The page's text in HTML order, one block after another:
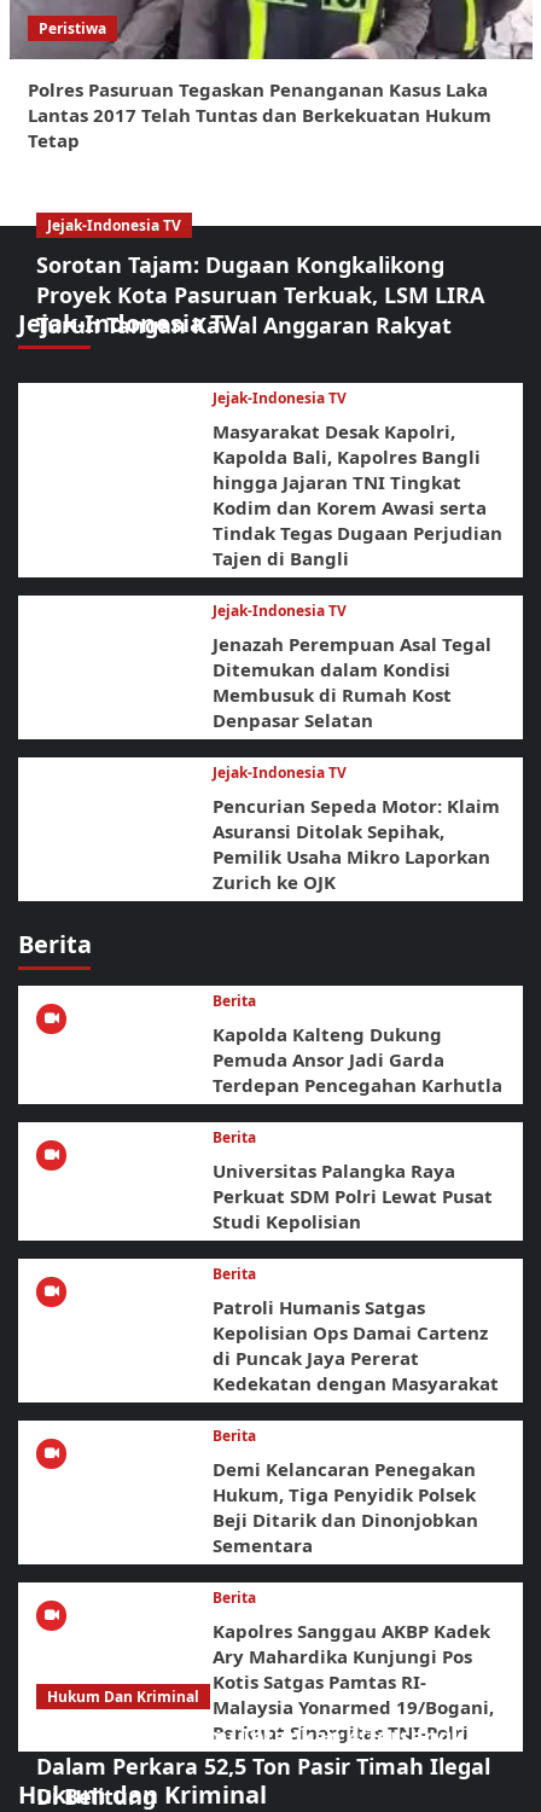
Peristiwa
Polres Pasuruan Tegaskan Penanganan Kasus Laka
Lantas 2017 Telah Tuntas dan Berkekuatan Hukum
Tetap
Jejak-Indonesia TV
Jejak-Indonesia TV
Sorotan Tajam: Dugaan Kongkalikong
Proyek Kota Pasuruan Terkuak, LSM LIRA
Turun Tangan Kawal Anggaran Rakyat
Jejak-Indonesia TV
Masyarakat Desak Kapolri,
Kapolda Bali, Kapolres Bangli
hingga Jajaran TNI Tingkat
Kodim dan Korem Awasi serta
Tindak Tegas Dugaan Perjudian
Tajen di Bangli
Jejak-Indonesia TV
Jenazah Perempuan Asal Tegal
Ditemukan dalam Kondisi
Membusuk di Rumah Kost
Denpasar Selatan
Jejak-Indonesia TV
Pencurian Sepeda Motor: Klaim
Asuransi Ditolak Sepihak,
Pemilik Usaha Mikro Laporkan
Zurich ke OJK
Berita
Berita
Kapolda Kalteng Dukung
Pemuda Ansor Jadi Garda
Terdepan Pencegahan Karhutla
Berita
Universitas Palangka Raya
Perkuat SDM Polri Lewat Pusat
Studi Kepolisian
Berita
Patroli Humanis Satgas
Kepolisian Ops Damai Cartenz
di Puncak Jaya Pererat
Kedekatan dengan Masyarakat
Berita
Demi Kelancaran Penegakan
Hukum, Tiga Penyidik Polsek
Beji Ditarik dan Dinonjobkan
Sementara
Berita
Kapolres Sanggau AKBP Kadek
Ary Mahardika Kunjungi Pos
Kotis Satgas Pamtas RI-
Malaysia Yonarmed 19/Bogani,
Perkuat Sinergitas TNI-Polri
Hukum dan Kriminal
Hukum Dan Kriminal
Polda Babel Resmi Tetapkan 4 Tersangka
Dalam Perkara 52,5 Ton Pasir Timah Ilegal
Di Belitung